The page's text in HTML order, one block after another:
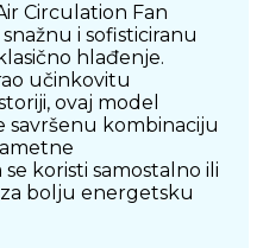
Circulation Fan
i sofisticiranu
hlađenje.
učinkovitu
ovaj model
savršenu kombinaciju
koristi samostalno ili
bolju energetsku